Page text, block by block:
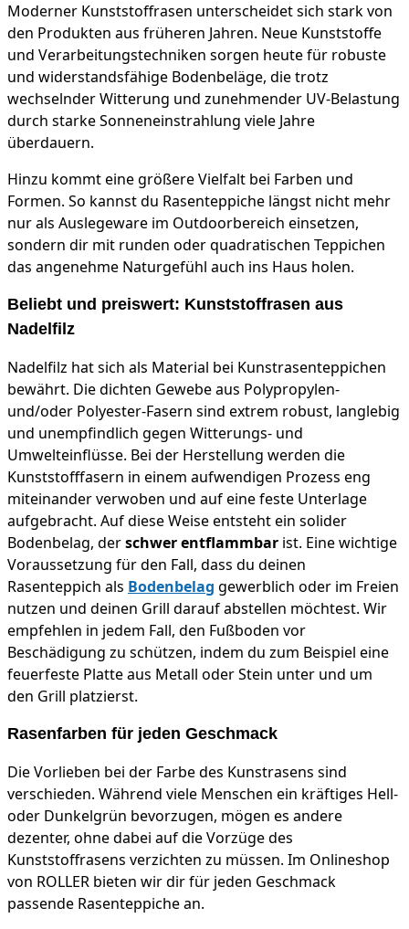
Moderner Kunststoffrasen unterscheidet sich stark von
den Produkten aus früheren Jahren. Neue Kunststoffe
und Verarbeitungstechniken sorgen heute für robuste
und widerstandsfähige Bodenbeläge, die trotz
wechselnder Witterung und zunehmender UV-Belastung
durch starke Sonneneinstrahlung viele Jahre
überdauern.
Hinzu kommt eine größere Vielfalt bei Farben und
Formen. So kannst du Rasenteppiche längst nicht mehr
nur als Auslegeware im Outdoorbereich einsetzen,
sondern dir mit runden oder quadratischen Teppichen
das angenehme Naturgefühl auch ins Haus holen.
Beliebt und preiswert: Kunststoffrasen aus
Nadelfilz
Nadelfilz hat sich als Material bei Kunstrasenteppichen
bewährt. Die dichten Gewebe aus Polypropylen-
und/oder Polyester-Fasern sind extrem robust, langlebig
und unempfindlich gegen Witterungs- und
Umwelteinflüsse. Bei der Herstellung werden die
Kunststofffasern in einem aufwendigen Prozess eng
miteinander verwoben und auf eine feste Unterlage
aufgebracht. Auf diese Weise entsteht ein solider
Bodenbelag, derschwer entflammbar ist. Eine wichtige
Voraussetzung für den Fall, dass du deinen
Rasenteppich als Bodenbelag gewerblich oder im Freien
nutzen und deinen Grill darauf abstellen möchtest. Wir
empfehlen in jedem Fall, den Fußboden vor
Beschädigung zu schützen, indem du zum Beispiel eine
feuerfeste Platte aus Metall oder Stein unter und um
den Grill platzierst.
Rasenfarben für jeden Geschmack
Die Vorlieben bei der Farbe des Kunstrasens sind
verschieden. Während viele Menschen ein kräftiges Hell-
oder Dunkelgrün bevorzugen, mögen es andere
dezenter, ohne dabei auf die Vorzüge des
Kunststoffrasens verzichten zu müssen. Im Onlineshop
von ROLLER bieten wir dir für jeden Geschmack
passende Rasenteppiche an.